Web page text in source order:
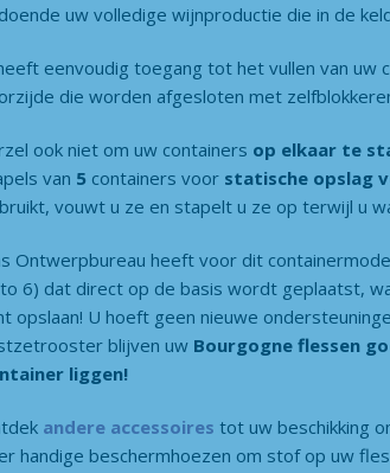
uw volledige wijnproductie die in de
eenvoudig toegang tot het vullen van uw
die worden afgesloten met
ook niet om uw containers op elkaar te
van 5 containers voor statische opslag
vouwt u ze en stapelt u ze op terwijl u
Ontwerpbureau heeft voor dit
6) dat direct op de basis wordt geplaatst,
opslaan! U hoeft geen nieuwe
blijven uw Bourgogne flessen
liggen!
andere accessoires tot uw beschikking
handige beschermhoezen om stof op uw